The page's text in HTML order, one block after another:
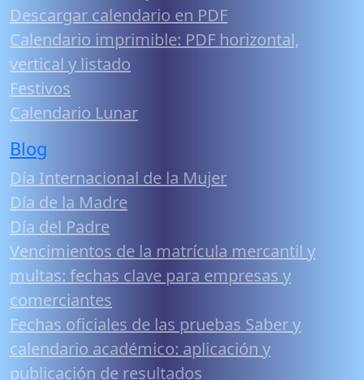
Descargar calendario en PDF
Calendario imprimible: PDF horizontal,
vertical y listado
Festivos
Calendario Lunar
Blog
Día Internacional de la Mujer
Día de la Madre
Día del Padre
Vencimientos de la matrícula mercantil y
multas: fechas clave para empresas y
comerciantes
Fechas oficiales de las pruebas Saber y
calendario académico: aplicación y
publicación de resultados